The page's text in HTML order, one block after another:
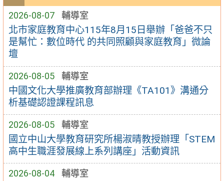
2026-08-07 輔導室
北市家庭教育中心115年8月15日舉辦「爸爸不只
是幫忙：數位時代 的共同照顧與家庭教育」微論
壇
2026-08-05 輔導室
中國文化大學推廣教育部辦理《TA101》溝通分
析基礎認證課程訊息
2026-08-05 輔導室
國立中山大學教育研究所楊淑晴教授辦理「STEM
高中生職涯發展線上系列講座」活動資訊
2026-08-04 輔導室